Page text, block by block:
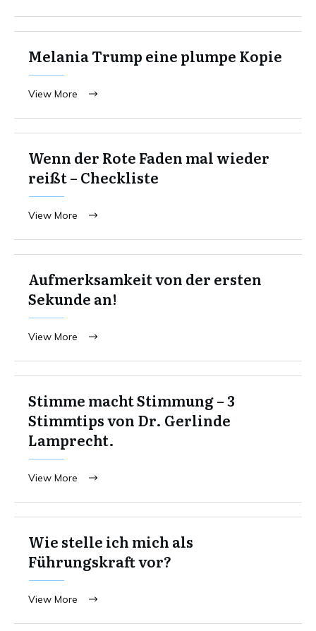
Melania Trump eine plumpe Kopie
View More
Wenn der Rote Faden mal wieder
reißt – Checkliste
View More
Aufmerksamkeit von der ersten
Sekunde an!
View More
Stimme macht Stimmung – 3
Stimmtips von Dr. Gerlinde
Lamprecht.
View More
Wie stelle ich mich als
Führungskraft vor?
View More